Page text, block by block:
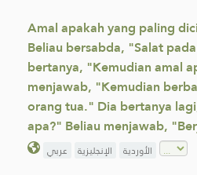
Amal apakah yang paling
Beliau bersabda, "Salat
bertanya, "Kemudian amal
menjawab, "Kemudian
orang tua." Dia bertanya
apa?" Beliau menjawab,
عربي الإنجليزية الأوردية